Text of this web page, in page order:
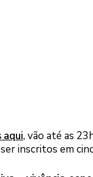
aqui, vão até as
inscritos em